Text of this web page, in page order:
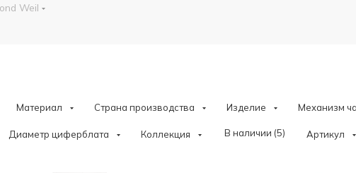
Weil
Материал Страна производства Изделие Механизм
Диаметр циферблата Коллекция В наличии (5) Артикул